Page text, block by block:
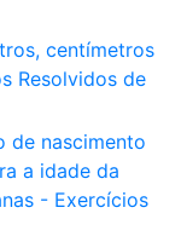
centímetros
Resolvidos de
de nascimento
a idade da
- Exercícios